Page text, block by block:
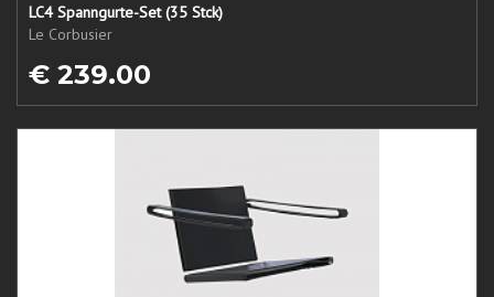
LC4 Spanngurte-Set (35 Stck)
Le Corbusier
€ 239.00